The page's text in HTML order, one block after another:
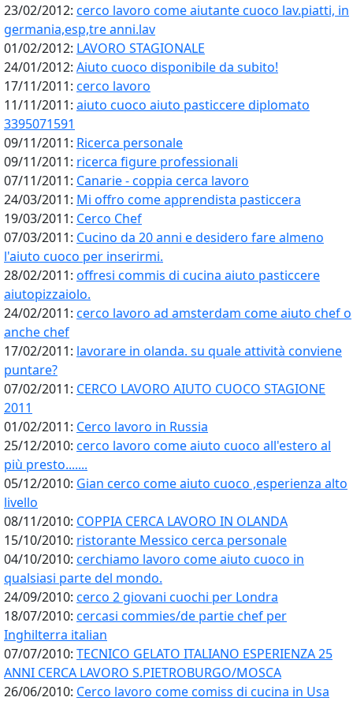
23/02/2012: cerco lavoro come aiutante cuoco lav.piatti, in
germania,esp,tre anni.lav
01/02/2012: LAVORO STAGIONALE
24/01/2012: Aiuto cuoco disponibile da subito!
17/11/2011: cerco lavoro
11/11/2011: aiuto cuoco aiuto pasticcere diplomato
3395071591
09/11/2011: Ricerca personale
09/11/2011: ricerca figure professionali
07/11/2011: Canarie - coppia cerca lavoro
24/03/2011: Mi offro come apprendista pasticcera
19/03/2011: Cerco Chef
07/03/2011: Cucino da 20 anni e desidero fare almeno
l'aiuto cuoco per inserirmi.
28/02/2011: offresi commis di cucina aiuto pasticcere
aiutopizzaiolo.
24/02/2011: cerco lavoro ad amsterdam come aiuto chef o
anche chef
17/02/2011: lavorare in olanda. su quale attività conviene
puntare?
07/02/2011: CERCO LAVORO AIUTO CUOCO STAGIONE
2011
01/02/2011: Cerco lavoro in Russia
25/12/2010: cerco lavoro come aiuto cuoco all'estero al
più presto.......
05/12/2010: Gian cerco come aiuto cuoco ,esperienza alto
livello
08/11/2010: COPPIA CERCA LAVORO IN OLANDA
15/10/2010: ristorante Messico cerca personale
04/10/2010: cerchiamo lavoro come aiuto cuoco in
qualsiasi parte del mondo.
24/09/2010: cerco 2 giovani cuochi per Londra
18/07/2010: cercasi commies/de partie chef per
Inghilterra italian
07/07/2010: TECNICO GELATO ITALIANO ESPERIENZA 25
ANNI CERCA LAVORO S.PIETROBURGO/MOSCA
26/06/2010: Cerco lavoro come comiss di cucina in Usa